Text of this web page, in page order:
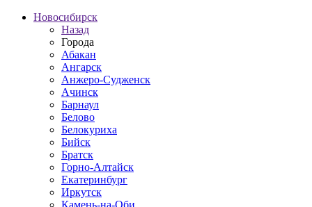
Новосибирск
Назад
Города
Абакан
Ангарск
Анжеро-Судженск
Ачинск
Барнаул
Белово
Белокуриха
Бийск
Братск
Горно-Алтайск
Екатеринбург
Иркутск
Камень-на-Оби